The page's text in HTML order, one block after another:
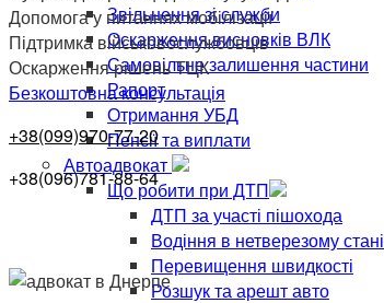
Звільнення зі служби
Оскарження висновків ВЛК
Самовільне залишення частини
Рапорт
Отримання УБД
Пенсії та виплати
Автоадвокат
Що робити при ДТП
ДТП за участі пішохода
Водіння в нетверезому стані
Перевищення швидкості
Розшук та арешт авто
Допомога у питаннях мобілізації
Підтримка військовослужбовців
Оскарження рішень ТЦК
Безкоштовна консультація
+38(099)970-77-20
+38(096)781-88-64